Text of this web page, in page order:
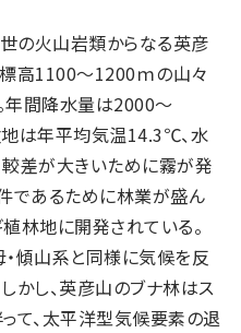
の火山岩類からなる英彦
標高1100～1200ｍの山々
年間降水量は2000～
は年平均気温14.3℃、水
差が大きいために霧が発
であるために林業が盛ん
林地に開発されている。
傾山系と同様に気候を反
かし、英彦山のブナ林はス
て、太平洋型気候要素の退